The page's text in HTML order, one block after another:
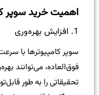
اهمیت خرید سوپر
1. افزایش بهره‌وری
سوپر کامپیوترها با
فوق‌العاده، می‌توانند
تحقیقاتی را به طور